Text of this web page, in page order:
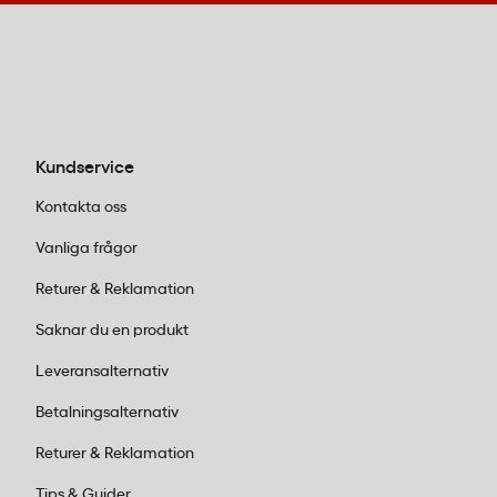
C5-kuvert:
mångsidigt val som fungerar lika bra i
omfattande dokumentation. Idealiskt när
du behöver bifoga flera papper eller när
företag med krav på tydlig
kommunikation.
Kundservice
Kontakta oss
Vanliga frågor
Returer & Reklamation
Saknar du en produkt
Leveransalternativ
Betalningsalternativ
Returer & Reklamation